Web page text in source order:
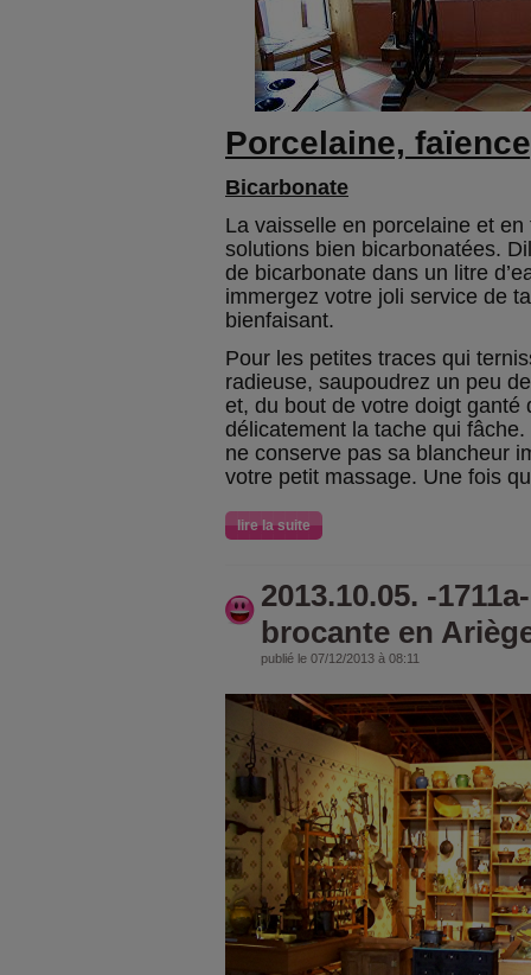
Porcelaine,
Bicarbonate
La vaisselle en porcelaine et
solutions bien bicarbonatées.
de bicarbonate dans un litre
immergez votre joli service de
bienfaisant.
Pour les petites traces qui
radieuse, saupoudrez un peu
et, du bout de votre doigt ganté
délicatement la tache qui
ne conserve pas sa blancheur
votre petit massage. Une fois
lire la suite
2013.10.05. -
brocante en
publié le 07/12/2013 à 08:11